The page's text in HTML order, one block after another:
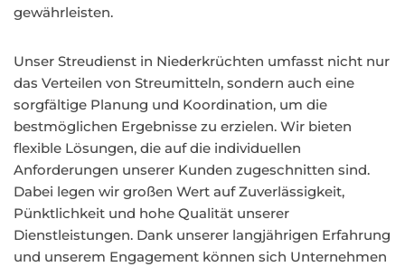
gewährleisten.
Unser Streudienst in Niederkrüchten umfasst nicht nur
das Verteilen von Streumitteln, sondern auch eine
sorgfältige Planung und Koordination, um die
bestmöglichen Ergebnisse zu erzielen. Wir bieten
flexible Lösungen, die auf die individuellen
Anforderungen unserer Kunden zugeschnitten sind.
Dabei legen wir großen Wert auf Zuverlässigkeit,
Pünktlichkeit und hohe Qualität unserer
Dienstleistungen. Dank unserer langjährigen Erfahrung
und unserem Engagement können sich Unternehmen